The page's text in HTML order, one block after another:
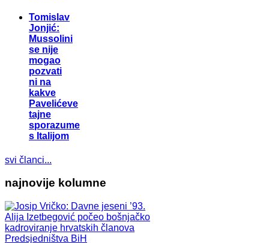
Tomislav
Jonjić:
Mussolini
se nije
mogao
pozvati
ni na
kakve
Pavelićeve
tajne
sporazume
s Italijom
svi članci...
najnovije kolumne